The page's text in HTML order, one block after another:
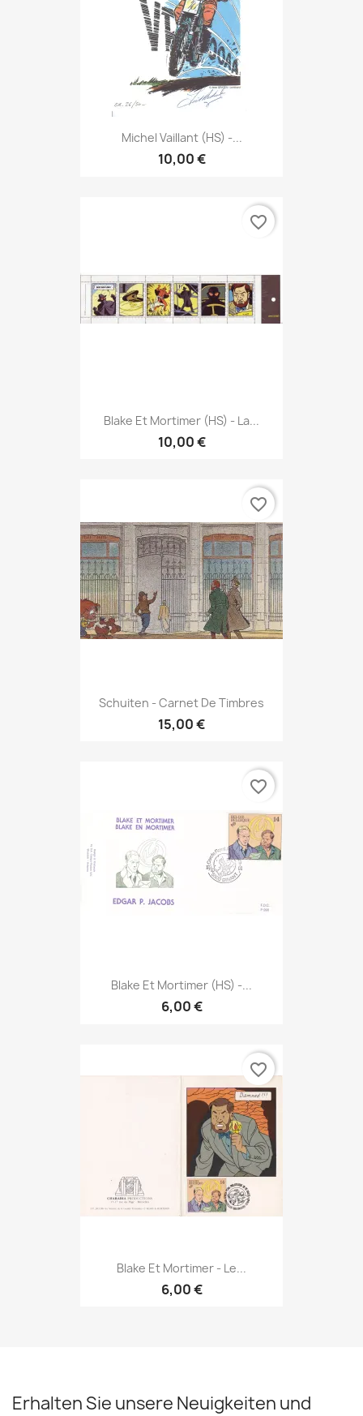
Michel Vaillant (HS) -...
10,00 €
Blake Et Mortimer (HS) - La...
10,00 €
favorite_border
Schuiten - Carnet De Timbres
15,00 €
favorite_border
Blake Et Mortimer (HS) -...
6,00 €
favorite_border
Blake Et Mortimer - Le...
6,00 €
favorite_border
Erhalten Sie unsere Neuigkeiten und